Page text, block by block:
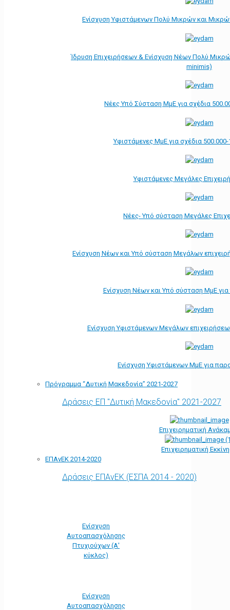
Ενίσχυση Υφιστάμενων Πολύ Μικρών και
Ίδρυση Επιχειρήσεων & Ενίσχυση Νέων Πολύ
minimis)
Νέες Υπό Σύσταση ΜμΕ για σχέδια
Υφιστάμενες ΜμΕ για σχέδια
Υφιστάμενες Μεγάλες
Νέες- Υπό σύσταση Μεγάλες
Ενίσχυση Νέων και Υπό σύσταση Μεγάλων
Ενίσχυση Νέων και Υπό σύσταση ΜμΕ
Ενίσχυση Υφιστάμενων Μεγάλων
Ενίσχυση Υφιστάμενων ΜμΕ για
Πρόγραμμα “Δυτική Μακεδονία” 2021-2027
Δράσεις ΕΠ "Δυτική Μακεδονία" 2021-2027
Επιχειρηματική
Επιχειρηματική
ΕΠΑνΕΚ 2014-2020
Δράσεις ΕΠΑνΕΚ (ΕΣΠΑ 2014 - 2020)
Ενίσχυση
Αυτοαπασχόλησης
Πτυχιούχων (Α'
κύκλος)
Ενίσχυση
Αυτοαπασχόλησης